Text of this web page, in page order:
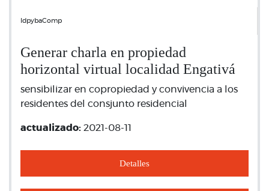
IdpybaComp
Generar charla en propiedad
horizontal virtual localidad Engativá
sensibilizar en copropiedad y convivencia a los
residentes del consjunto residencial
actualizado: 2021-08-11
Detalles